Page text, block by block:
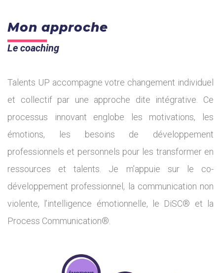
Mon approche
Le coaching
Talents UP accompagne votre changement individuel
et collectif par une approche dite intégrative. Ce
processus innovant englobe les motivations, les
émotions, les besoins de développement
professionnels et personnels pour les transformer en
ressources et talents. Je m’appuie sur le co-
développement professionnel, la communication non
violente, l’intelligence émotionnelle, le DiSC® et la
Process Communication®.